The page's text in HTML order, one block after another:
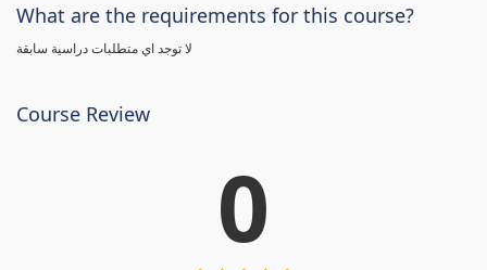
What are the requirements for this course?
لا توجد اي متطلبات دراسية سابقة
Course Review
0